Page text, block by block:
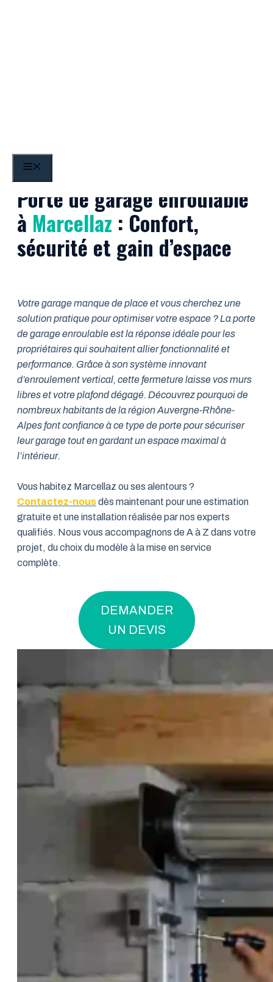
Porte de garage enroulable
à Marcellaz : Confort,
sécurité et gain d’espace
Votre garage manque de place et vous cherchez une
solution pratique pour optimiser votre espace ? La porte
de garage enroulable est la réponse idéale pour les
propriétaires qui souhaitent allier fonctionnalité et
performance. Grâce à son système innovant
d’enroulement vertical, cette fermeture laisse vos murs
libres et votre plafond dégagé. Découvrez pourquoi de
nombreux habitants de la région Auvergne-Rhône-
Alpes font confiance à ce type de porte pour sécuriser
leur garage tout en gardant un espace maximal à
l’intérieur.
Vous habitez Marcellaz ou ses alentours ?
Contactez-nousdès maintenant pour une estimation
gratuite et une installation réalisée par nos experts
qualifiés. Nous vous accompagnons de A à Z dans votre
projet, du choix du modèle à la mise en service
complète.
DEMANDER
UN DEVIS